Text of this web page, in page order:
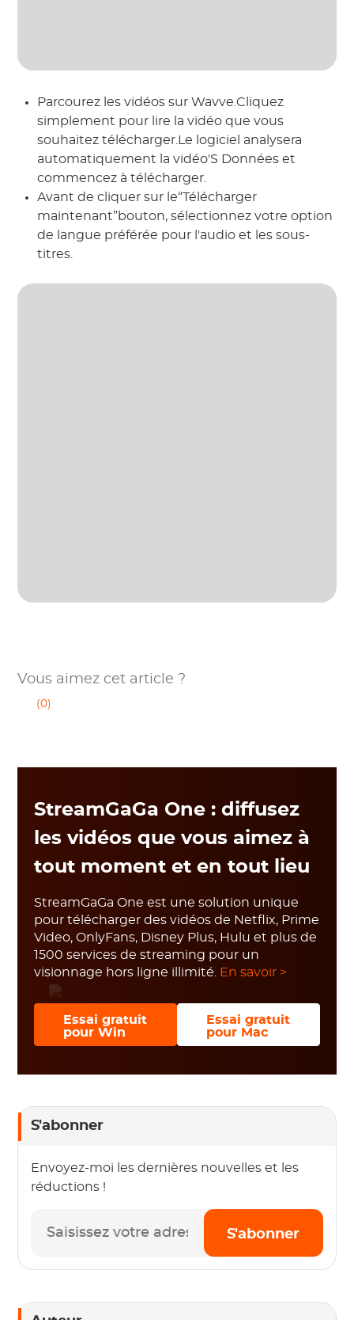
Parcourez les vidéos sur Wavve.Cliquez
simplement pour lire la vidéo que vous
souhaitez télécharger.Le logiciel analysera
automatiquement la vidéo'S Données et
commencez à télécharger.
Avant de cliquer sur le“Télécharger
maintenant”bouton, sélectionnez votre option
de langue préférée pour l'audio et les sous-
titres.
Vous aimez cet article ?
(0)
StreamGaGa One : diffusez
les vidéos que vous aimez à
tout moment et en tout lieu
StreamGaGa One est une solution unique
pour télécharger des vidéos de Netflix, Prime
Video, OnlyFans, Disney Plus, Hulu et plus de
1500 services de streaming pour un
visionnage hors ligne illimité.
En savoir >
Essai gratuit
pour Win
Essai gratuit
pour Mac
S'abonner
Envoyez-moi les dernières nouvelles et les
réductions !
S'abonner